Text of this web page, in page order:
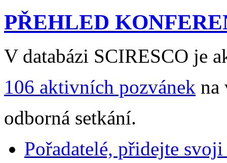
PŘEHLED
V databázi SCIRESCO je
106 aktivních pozvánek na
odborná setkání.
Pořadatelé, přidejte